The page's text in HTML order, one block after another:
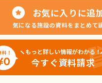
お気に入りに追
気になる施設の資料をまとめて
もっと詳しい情報がわかる！
今すぐ資料請求